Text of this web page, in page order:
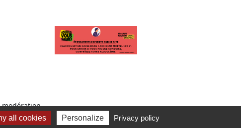
modération.
all cookies Personalize Privacy policy